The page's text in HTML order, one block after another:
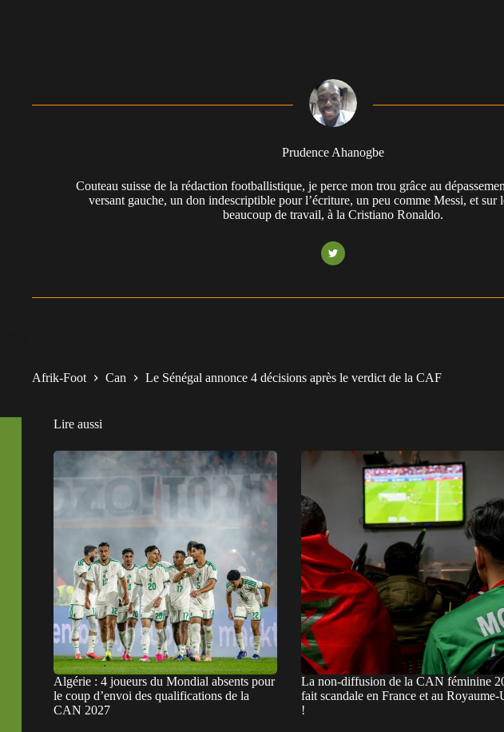
Prudence Ahanogbe
Couteau suisse de la rédaction footballistique, je perce mon trou grâce au
versant gauche, un don indescriptible pour l’écriture, un peu comme Messi, et sur
beaucoup de travail, à la Cristiano Ronaldo.
Afrik-Foot Can Le Sénégal annonce 4 décisions après le verdict de la CAF
Lire aussi
Algérie : 4 joueurs du Mondial absents pour
le coup d’envoi des qualifications de la
CAN 2027
La non-diffusion de la CAN féminine
fait scandale en France et au Royaume-
!